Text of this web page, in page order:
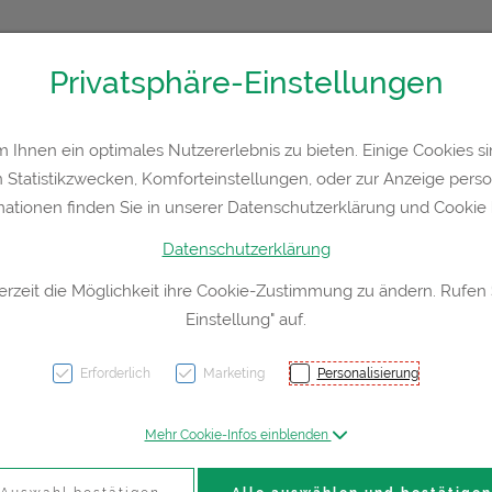
Hautpflege Familie Nahrungsergänzung
Privatsphäre-Einstellungen
Ihnen ein optimales Nutzererlebnis zu bieten. Einige Cookies
Komforteinstellungen, oder zur Anzeige
finden Sie in unserer Datenschutzerklärung und Cookie
Datenschutzerklärung
die Möglichkeit ihre Cookie-Zustimmung zu ändern. Rufen
Einstellung" auf.
Erforderlich Marketing Personalisierung
Mehr Cookie-Infos einblenden